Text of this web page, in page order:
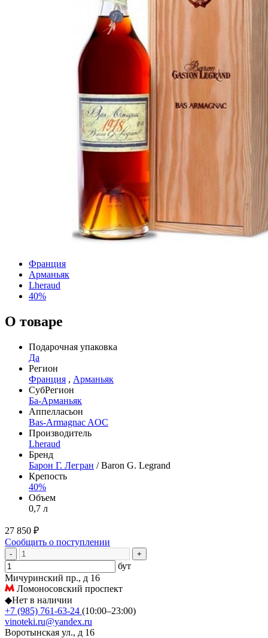
Франция
Арманьяк
Lheraud
40%
О товаре
Подарочная упаковка
Да
Регион
Франция , Арманьяк
СубРегион
Ба-Арманьяк
Аппелласьон
Bas-Armagnac AOC
Производитель
Lheraud
Бренд
Барон Г. Легран / Baron G. Legrand
Крепость
40%
Объем
0,7 л
27 850 ₽
Сообщить о поступлении
- +
бут
Мичуринский пр., д 16
Ломоносовский проспект
◆Нет в наличии
+7 (985) 761-63-24 (10:00–23:00)
vinoteki.ru@yandex.ru
Воротынская ул., д 16